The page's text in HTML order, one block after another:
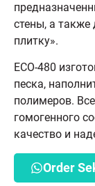
стены, а
плитку».
ECO-480
песка,
полимеров.
гомогенного
качество и
Order